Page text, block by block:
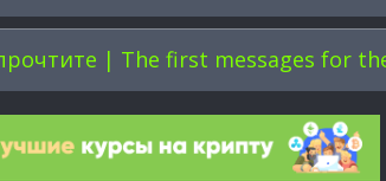
| The first messages for